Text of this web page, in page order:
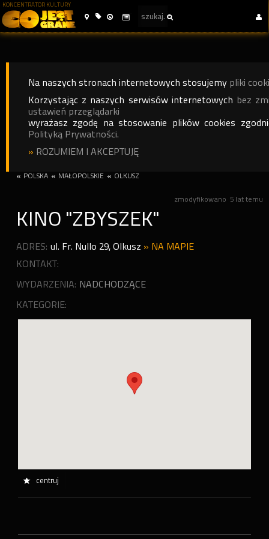
KONCENTRATOR KULTURY
Na naszych stronach internetowych stosujemy pliki
Korzystając z naszych serwisów internetowych bez
ustawień przeglądarki
wyrażasz zgodę na stosowanie plików cookies
Polityką Prywatności.
» ROZUMIEM I AKCEPTUJĘ
« POLSKA « MAŁOPOLSKIE « OLKUSZ
zmodyfikowano 5 lat temu
KINO "ZBYSZEK"
ADRES: ul. Fr. Nullo 29,Olkusz » NA MAPIE
KONTAKT:
WYDARZENIA: NADCHODZĄCE
KATEGORIE:
centruj